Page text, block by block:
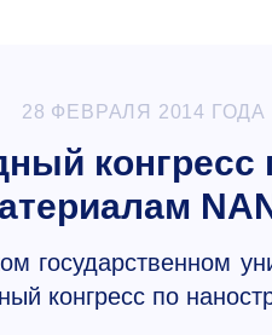
28 ФЕВРАЛЯ 2014 ГОДА
конгресс
государственном
конгресс по